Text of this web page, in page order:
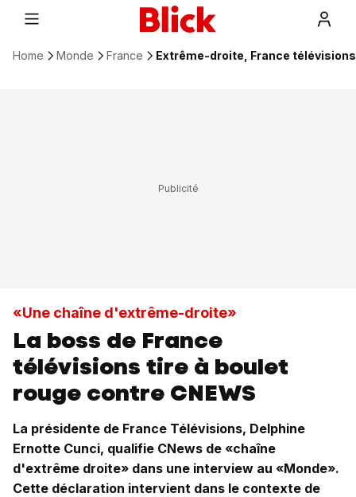
Home Monde France Extrême-droite, France
«Une chaîne d'extrême-droite»
La boss de France
télévisions tire à boulet
rouge contre CNEWS
La présidente de France Télévisions, Delphine
Ernotte Cunci, qualifie CNews de «chaîne
d'extrême droite» dans une interview au «Monde».
Cette déclaration intervient dans le contexte de